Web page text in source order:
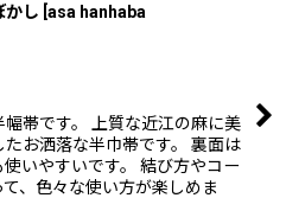
し asa hanhaba
帯です。 上質な近江の麻に美
たお洒落な半巾帯です。 裏面は
いやすいです。 結び方やコー
、色々な使い方が楽しめま